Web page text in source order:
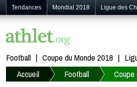
Tendances Mondial 2018 Ligue des
Football Coupe du Monde 2018
Accueil
Football